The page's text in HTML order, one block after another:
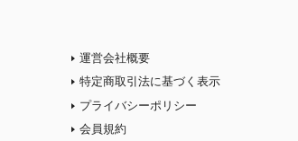
運営会社概要
特定商取引法に基づく表示
プライバシーポリシー
会員規約